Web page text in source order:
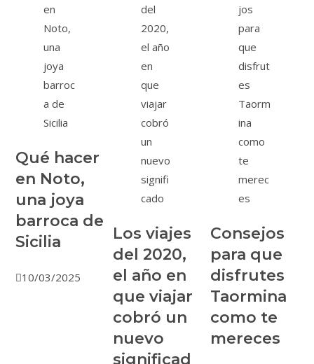
Qué hacer
en Noto,
una joya
barroca de
Sicilia
10/03/2025
Los viajes
del 2020,
el año en
que viajar
cobró un
nuevo
significad
Consejos
para que
disfrutes
Taormina
como te
mereces